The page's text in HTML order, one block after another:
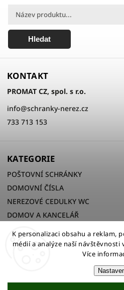
K personalizaci obsahu a reklam,
médií a analýze naší návštěvnosti
Více
Hledat
KONTAKT
PROMAT CZ, spol. s r.o.
info@schranky-nerez.cz
733 713 153
KATEGORIE
POŠTOVNÍ SCHRÁNKY
DOMOVNÍ ČÍSLA
NEREZOVÉ CEDULKY WC
DOMOV A KANCELÁŘ
PROMAT CZ,
Upravit